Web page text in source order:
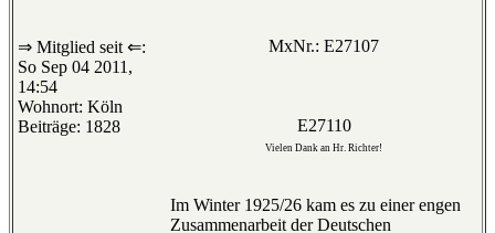
⇒ Mitglied seit ⇐:
So Sep 04 2011,
14:54
Wohnort: Köln
Beiträge: 1828
MxNr.: E27107
E27110
Vielen Dank an Hr. Richter!
Im Winter 1925/26 kam es zu einer engen
Zusammenarbeit der Deutschen